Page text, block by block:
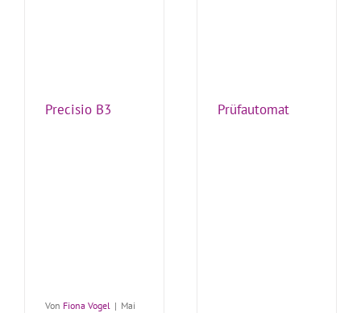
Precisio B3
Von Fiona Vogel | Mai
Prüfautomat